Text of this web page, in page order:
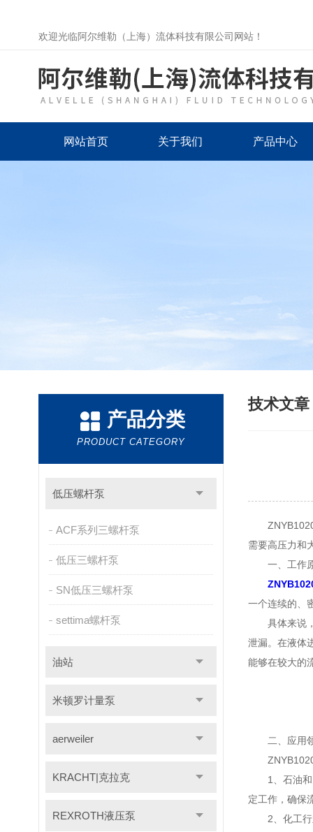
欢迎光临阿尔维勒（上海）流体科技有限公司网站！
网站首页 关于我们 产品中心
产品分类
PRODUCT CATEGORY
低压螺杆泵
ACF系列三螺杆泵
低压三螺杆泵
SN低压三螺杆泵
settima螺杆泵
油站
米顿罗计量泵
aerweiler
KRACHT|克拉克
REXROTH液压泵
技术文章
需要高压力和
一、工作
一个连续的、
具体来说，
泄漏。在液体
能够在较大的
二、应用
1、石油和天
定工作，确保
2、化工行业